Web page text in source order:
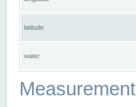
latitude
water
Measurement